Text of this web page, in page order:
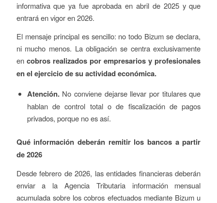
informativa que ya fue aprobada en abril de 2025 y que
entrará en vigor en 2026.
El mensaje principal es sencillo: no todo Bizum se declara,
ni mucho menos. La obligación se centra exclusivamente
en cobros realizados por empresarios y profesionales
en el ejercicio de su actividad económica.
Atención.No conviene dejarse llevar por titulares que
hablan de control total o de fiscalización de pagos
privados, porque no es así.
Qué información deberán remitir los bancos a partir
de 2026
Desde febrero de 2026, las entidades financieras deberán
enviar a la Agencia Tributaria información mensual
acumulada sobre los cobros efectuados mediante Bizum u